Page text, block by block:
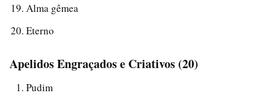
Alma gêmea
Eterno
Apelidos Engraçados e Criativos (20)
Pudim